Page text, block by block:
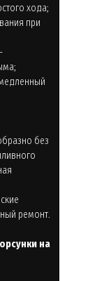
хода;
при
без
ремонт.
на